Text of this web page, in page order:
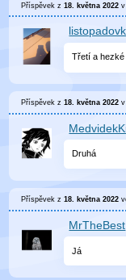
Příspěvek z18. května 2022
Třetí a hezké
Příspěvek z18. května 2022
Druhá
Příspěvek z18. května 2022
MrTheBest
Já